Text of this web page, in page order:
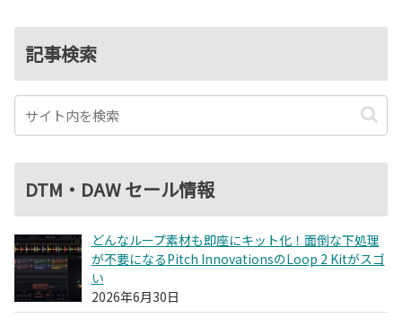
記事検索
DTM・DAW セール情報
どんなループ素材も即座にキット化！面倒な下処理
が不要になるPitch InnovationsのLoop 2 Kitがスゴ
い
2026年6月30日